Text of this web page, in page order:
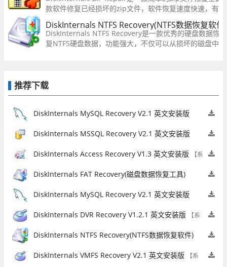
款软件修复已经损坏的zip文件，软件恢复速度快速，有
用户进行文件的修复，还可以修复压缩结构和提取归档文
方便实用。
DiskInternals NTFS Recovery(NTFS数据恢复软
DiskInternals NTFS Recovery是一款优秀的硬盘数据恢
复NTFS硬盘数据，功能强大，不仅可以从损坏的磁盘中
推荐下载
DiskInternals MySQL Recovery V2.1 英文安装版
【系统工具】
DiskInternals MSSQL Recovery V2.1 英文安装版
【系统工具】
DiskInternals Access Recovery V1.3 英文安装版
【系
统工具】
DiskInternals FAT Recovery(磁盘数据恢复工具)
V7.7.4 英文安装版【系统工具】
DiskInternals MySQL Recovery V2.1 英文安装版
【系统工具】
DiskInternals DVR Recovery V1.2.1 英文安装版
【系
统工具】
DiskInternals NTFS Recovery(NTFS数据恢复软件)
V8.0 官方版 【系统工具】
DiskInternals VMFS Recovery V2.1 英文安装版
【系